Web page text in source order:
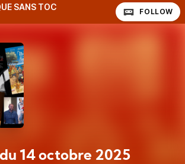
SANS TOC FOLLOW
14 octobre 2025